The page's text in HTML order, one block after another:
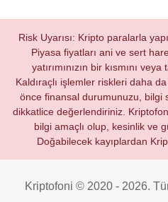
Risk Uyarısı: Kripto paralarla
Piyasa fiyatları ani ve sert
yatırımınızın bir kısmını
Kaldıraçlı işlemler riskleri daha da
önce finansal durumunuzu, bilgi
dikkatlice değerlendiriniz.
bilgi amaçlı olup, kesinlik ve
Doğabilecek kayıplardan
Kriptofoni © 2020 - 2026.